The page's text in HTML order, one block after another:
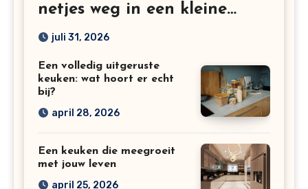
netjes weg in een kleine
keuken
juli 31, 2026
Een volledig uitgeruste
keuken: wat hoort er echt
bij?
april 28, 2026
Een keuken die meegroeit
met jouw leven
april 25, 2026